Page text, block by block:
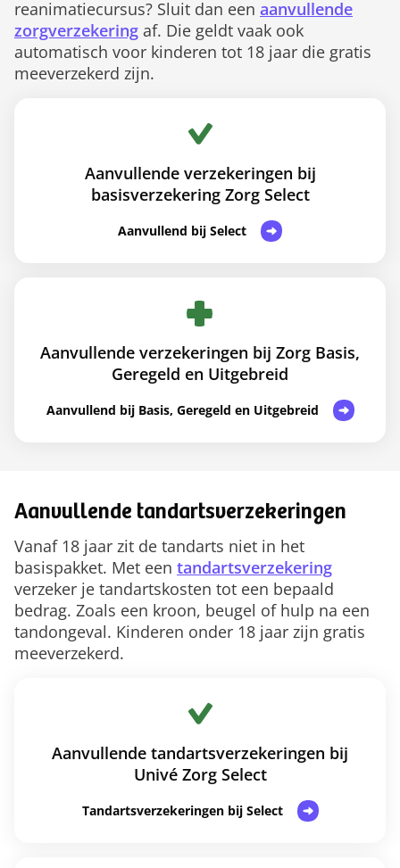
reanimatiecursus? Sluit dan een aanvullende
zorgverzekering af. Die geldt vaak ook
automatisch voor kinderen tot 18 jaar die gratis
meeverzekerd zijn.
Aanvullende verzekeringen bij
basisverzekering Zorg Select
Aanvullend bij Select
Aanvullende verzekeringen bij Zorg Basis,
Geregeld en Uitgebreid
Aanvullend bij Basis, Geregeld en Uitgebreid
Aanvullende tandartsverzekeringen
Vanaf 18 jaar zit de tandarts niet in het
basispakket. Met een tandartsverzekering
verzeker je tandartskosten tot een bepaald
bedrag. Zoals een kroon, beugel of hulp na een
tandongeval. Kinderen onder 18 jaar zijn gratis
meeverzekerd.
Aanvullende tandartsverzekeringen bij
Univé Zorg Select
Tandartsverzekeringen bij Select